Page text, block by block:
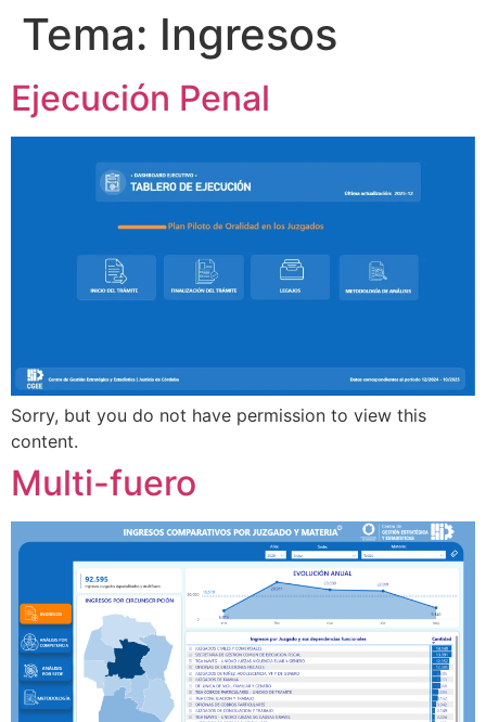
Tema: Ingresos
Ejecución Penal
Sorry, but you do not have permission to view this
content.
Multi-fuero